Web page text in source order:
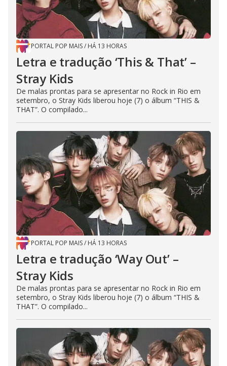
PORTAL POP MAIS/ HÁ 13 HORAS
Letra e tradução ‘This & That’ –
Stray Kids
De malas prontas para se apresentar no Rock in Rio em
setembro, o Stray Kids liberou hoje (7) o álbum “THIS &
THAT”. O compilado...
PORTAL POP MAIS/ HÁ 13 HORAS
Letra e tradução ‘Way Out’ –
Stray Kids
De malas prontas para se apresentar no Rock in Rio em
setembro, o Stray Kids liberou hoje (7) o álbum “THIS &
THAT”. O compilado...